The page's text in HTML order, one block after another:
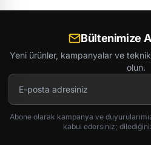
Bültenimize
Yeni ürünler, kampanyalar ve
olun.
Abone olarak kampanya ve
kabul edersiniz;